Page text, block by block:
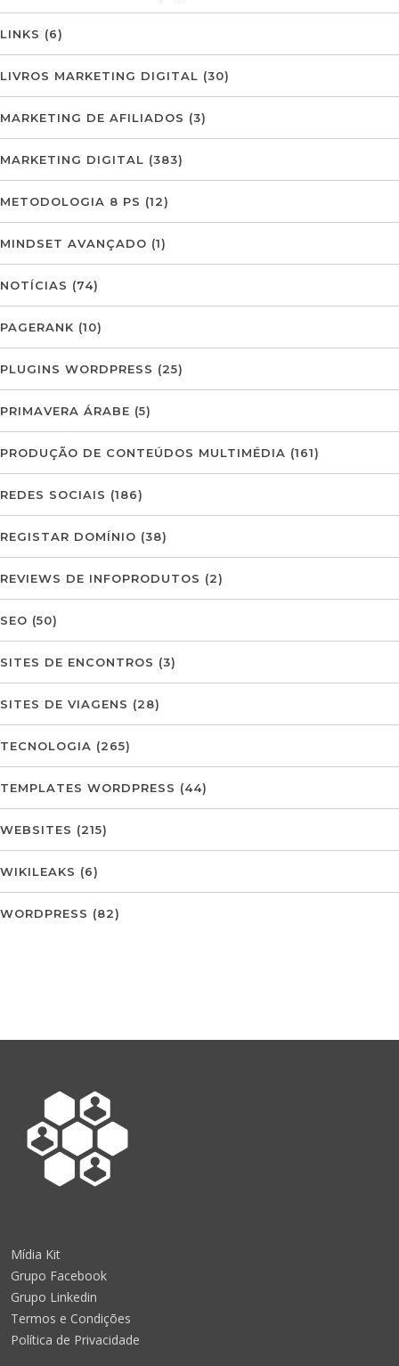
LINKS (6)
LIVROS MARKETING DIGITAL (30)
MARKETING DE AFILIADOS (3)
MARKETING DIGITAL (383)
METODOLOGIA 8 PS (12)
MINDSET AVANÇADO (1)
NOTÍCIAS (74)
PAGERANK (10)
PLUGINS WORDPRESS (25)
PRIMAVERA ÁRABE (5)
PRODUÇÃO DE CONTEÚDOS MULTIMÉDIA (161)
REDES SOCIAIS (186)
REGISTAR DOMÍNIO (38)
REVIEWS DE INFOPRODUTOS (2)
SEO (50)
SITES DE ENCONTROS (3)
SITES DE VIAGENS (28)
TECNOLOGIA (265)
TEMPLATES WORDPRESS (44)
WEBSITES (215)
WIKILEAKS (6)
WORDPRESS (82)
Mídia Kit
Grupo Facebook
Grupo Linkedin
Termos e Condições
Política de Privacidade